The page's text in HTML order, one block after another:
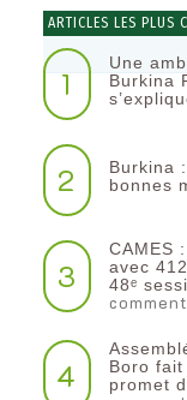
ARTICLES LES PLUS
1
Une
Burkina
2
Burkina
bonnes
3
CAMES
avec
48ᵉ
4
Boro fait
promet